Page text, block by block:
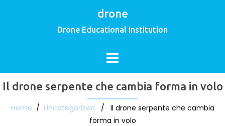
drone
Drone Educational Institution
Il drone serpente che cambia forma in volo
Home / Uncategorized / Il drone serpente che cambia
forma in volo